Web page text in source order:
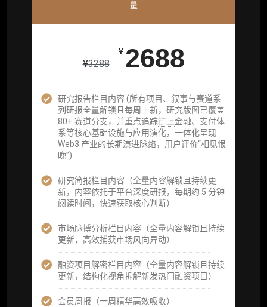
量
¥3288
¥ 2688
研究报告栏目内容 (所有项目、叙事与赛道系
列研报全量解锁且每周上新，研究版图已覆盖
80+ 赛道分支，并重点追踪链上金融、支付体
系等核心基础设施与应用演化，一体化呈现
Web3 产业的长期演进脉络，用户评价“相见恨
晚”)
研究简报栏目内容（全量内容解锁且持续更
新，内容依托于平台深度研报，每期约 5 分钟
阅读时间，快速获取核心判断）
市场脉搏分析栏目内容（全量内容解锁且持续
更新，高效捕获市场风向异动）
融资项目解密栏目内容（全量内容解锁且持续
更新，结构化视角拆解新发热门融资项目）
会员周报（一周精华高效吸收）
26800
服)
机构增强研究包（在每期研报基础上，进一步
提供一页纸格局图、机构视角附录、结构化数
据集与定向持续追踪数据库，将研报内容沉淀
为可复用、可复核、可持续追踪的机构级研究
资产）
定制化研究服务（1次，课题/选题经审核通过
后，由业内享有盛誉的研究团队为你开展专项
研究，并交付一份完整研究报告）
重点研究方向前瞻栏目（获取重点赛道、项目
及研究方向预告，提前了解核心观察变量与后
续研究计划）
提前获取研报权（ 3 次，官方发布研报预告后
可根据请求领先市场以提前解锁）